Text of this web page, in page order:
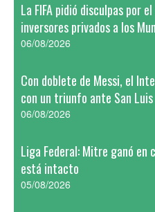
La FIFA pidió disculpas por
inversores privados a los
06/08/2026
Con doblete de Messi, el
con un triunfo ante San Luis
06/08/2026
Liga Federal: Mitre ganó en
está intacto
05/08/2026